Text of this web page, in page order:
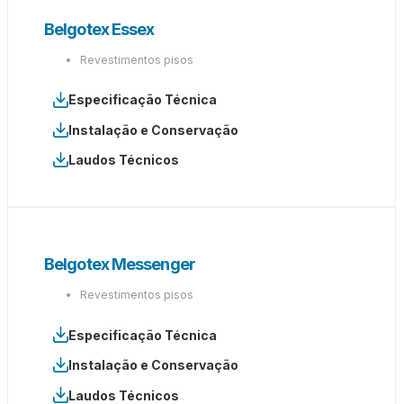
Belgotex Essex
Revestimentos pisos
Especificação Técnica
Instalação e Conservação
Laudos Técnicos
Belgotex Messenger
Revestimentos pisos
Especificação Técnica
Instalação e Conservação
Laudos Técnicos